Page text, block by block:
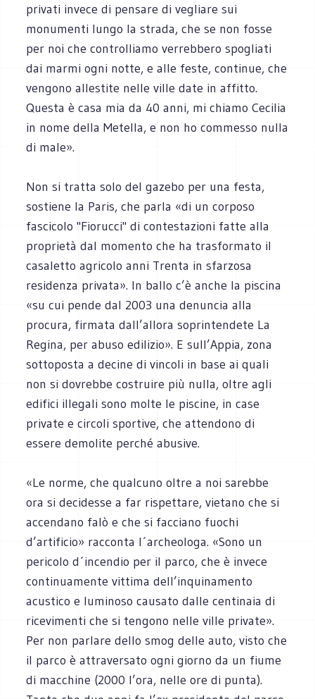
privati invece di pensare di vegliare sui
monumenti lungo la strada, che se non fosse
per noi che controlliamo verrebbero spogliati
dai marmi ogni notte, e alle feste, continue, che
vengono allestite nelle ville date in affitto.
Questa è casa mia da 40 anni, mi chiamo Cecilia
in nome della Metella, e non ho commesso nulla
di male».
Non si tratta solo del gazebo per una festa,
sostiene la Paris, che parla «di un corposo
fascicolo "Fiorucci" di contestazioni fatte alla
proprietà dal momento che ha trasformato il
casaletto agricolo anni Trenta in sfarzosa
residenza privata». In ballo c’è anche la piscina
«su cui pende dal 2003 una denuncia alla
procura, firmata dall’allora soprintendete La
Regina, per abuso edilizio». E sull’Appia, zona
sottoposta a decine di vincoli in base ai quali
non si dovrebbe costruire più nulla, oltre agli
edifici illegali sono molte le piscine, in case
private e circoli sportive, che attendono di
essere demolite perché abusive.
«Le norme, che qualcuno oltre a noi sarebbe
ora si decidesse a far rispettare, vietano che si
accendano falò e che si facciano fuochi
d’artificio» racconta l´archeologa. «Sono un
pericolo d´incendio per il parco, che è invece
continuamente vittima dell’inquinamento
acustico e luminoso causato dalle centinaia di
ricevimenti che si tengono nelle ville private».
Per non parlare dello smog delle auto, visto che
il parco è attraversato ogni giorno da un fiume
di macchine (2000 l’ora, nelle ore di punta).